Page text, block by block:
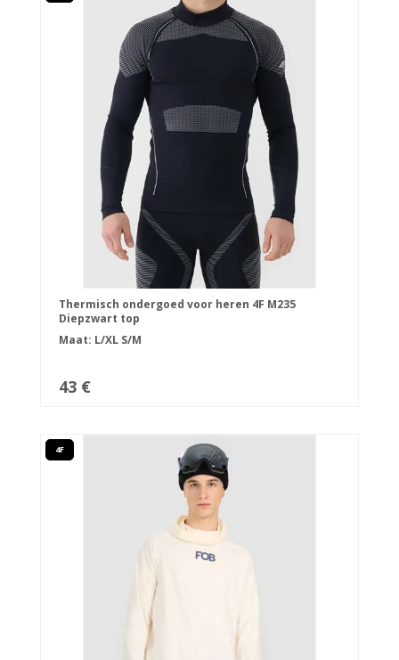
Thermisch ondergoed voor heren 4F M235
Diepzwart top
Maat: L/XL S/M
43 €
4F